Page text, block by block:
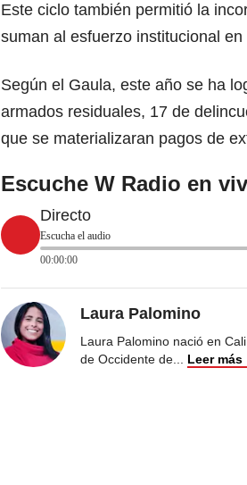
Este ciclo también permitió la
suman al esfuerzo institucional
Según el Gaula, este año se ha
armados residuales, 17 de
que se materializaran pagos de
Escuche W Radio en
Directo
Escucha el audio
00:00:00
Laura Palomino
Laura Palomino nació en
de Occidente de... Leer más